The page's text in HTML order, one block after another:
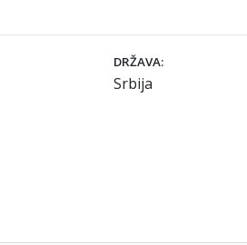
DRŽAVA:
Srbija